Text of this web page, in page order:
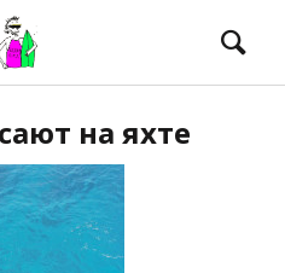
на яхте